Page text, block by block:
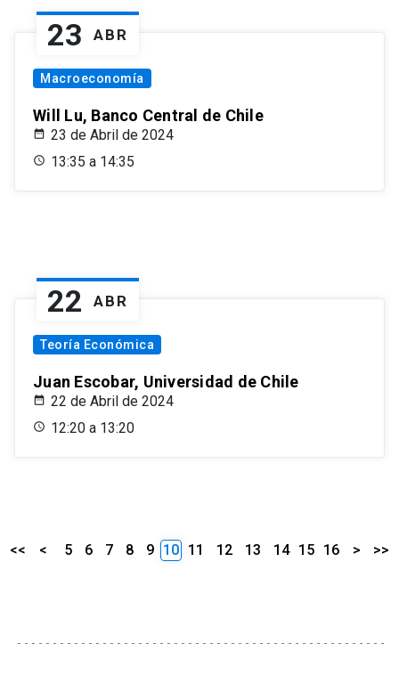
23 ABR
Macroeconomía
Will Lu, Banco Central de Chile
23 de Abril de 2024
13:35 a 14:35
22 ABR
Teoría Económica
Juan Escobar, Universidad de Chile
22 de Abril de 2024
12:20 a 13:20
<< < 5 6 7 8 9 10 11 12 13 14 15 16 > >>